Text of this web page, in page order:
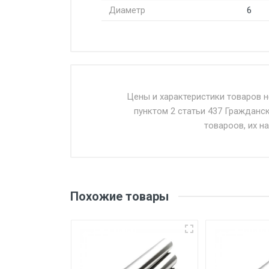
Диаметр
6
Доставка осуществляется
Въезд на ТТК и Садовое
уплаты понесенных расходов.
Самовывоз со склада г.
погрузка оплачивается
Цены и характеристики товаров
пунктом 2 статьи 437
товароов, их
Похожие товары